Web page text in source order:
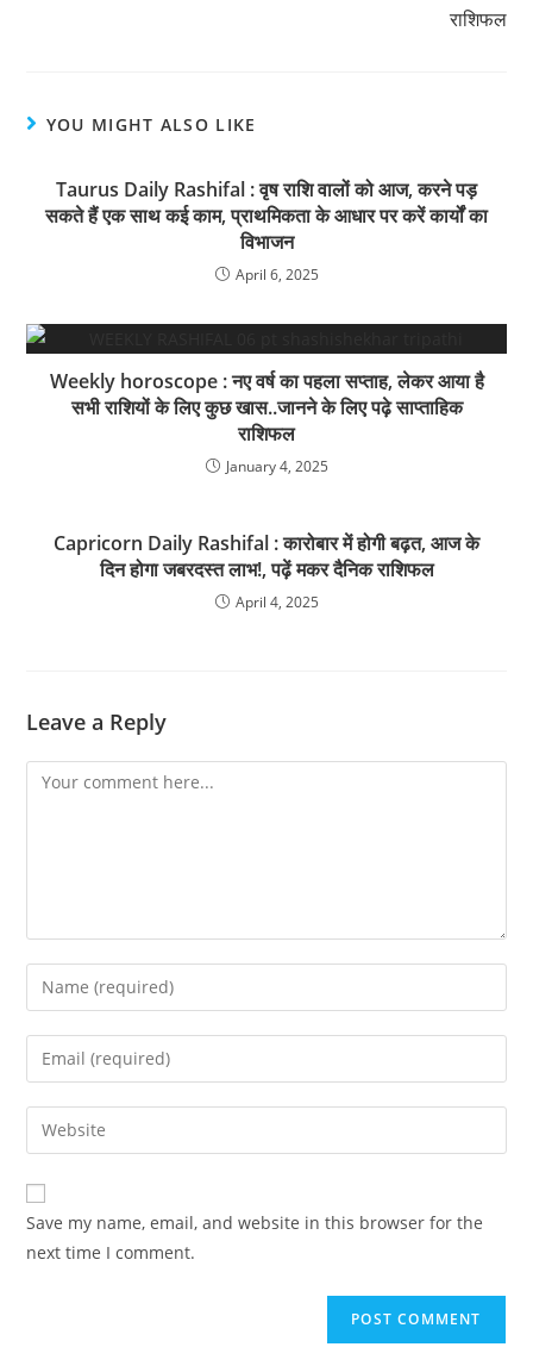
राशिफल
YOU MIGHT ALSO LIKE
Taurus Daily Rashifal : वृष राशि वालों को आज, करने पड़
सकते हैं एक साथ कई काम, प्राथमिकता के आधार पर करें कार्यों का
विभाजन
April 6, 2025
Weekly horoscope : नए वर्ष का पहला सप्ताह, लेकर आया है
सभी राशियों के लिए कुछ खास..जानने के लिए पढ़े साप्ताहिक
राशिफल
January 4, 2025
Capricorn Daily Rashifal : कारोबार में होगी बढ़त, आज के
दिन होगा जबरदस्त लाभ!, पढ़ें मकर दैनिक राशिफल
April 4, 2025
Leave a Reply
Save my name, email, and website in this browser for the
next time I comment.